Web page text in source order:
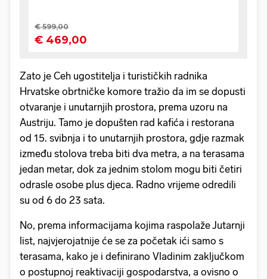
Zato je Ceh ugostitelja i turističkih radnika
Hrvatske obrtničke komore tražio da im se dopusti
otvaranje i unutarnjih prostora, prema uzoru na
Austriju. Tamo je dopušten rad kafića i restorana
od 15. svibnja i to unutarnjih prostora, gdje razmak
između stolova treba biti dva metra, a na terasama
jedan metar, dok za jednim stolom mogu biti četiri
odrasle osobe plus djeca. Radno vrijeme odredili
su od 6 do 23 sata.
No, prema informacijama kojima raspolaže Jutarnji
list, najvjerojatnije će se za početak ići samo s
terasama, kako je i definirano Vladinim zaključkom
o postupnoj reaktivaciji gospodarstva, a ovisno o